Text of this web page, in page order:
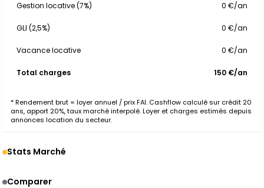
Gestion locative (7%) 0 €/an
GLI (2,5%) 0 €/an
Vacance locative 0 €/an
Total charges 150 €/an
* Rendement brut = loyer annuel / prix FAI. Cashflow calculé sur crédit 20
ans, apport 20%, taux marché interpolé. Loyer et charges estimés depuis
annonces location du secteur.
Stats Marché
Comparer